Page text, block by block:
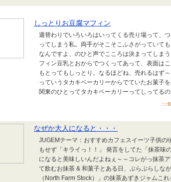
しっとりお豆腐マフィン
週替わりでいろいろはいってくる売り場って、
ってしまう私。両手がそこそこふさがっていて
なんですよ、のひと声でこころは決まってしま
フィン豆乳とおからでつくってあって、表面は
もとってもしっとり。なるほどね、売れるはず
っていうタカキベーカリーからでていたお菓子
関東のひとってタカキベーカリーってしってる
なぜか大人になると・・・
JUGEMテーマ：おすすめカフェスイーツ子供の
もせず「キライっ！！」 発言をしてた「抹茶味
になると美味しいんだよねぇ～～コレがっ抹茶
て飲むお抹茶 & 和菓子とある日、ぶらぶらしな
（North Farm Stock）」の抹茶あずきジャムこ